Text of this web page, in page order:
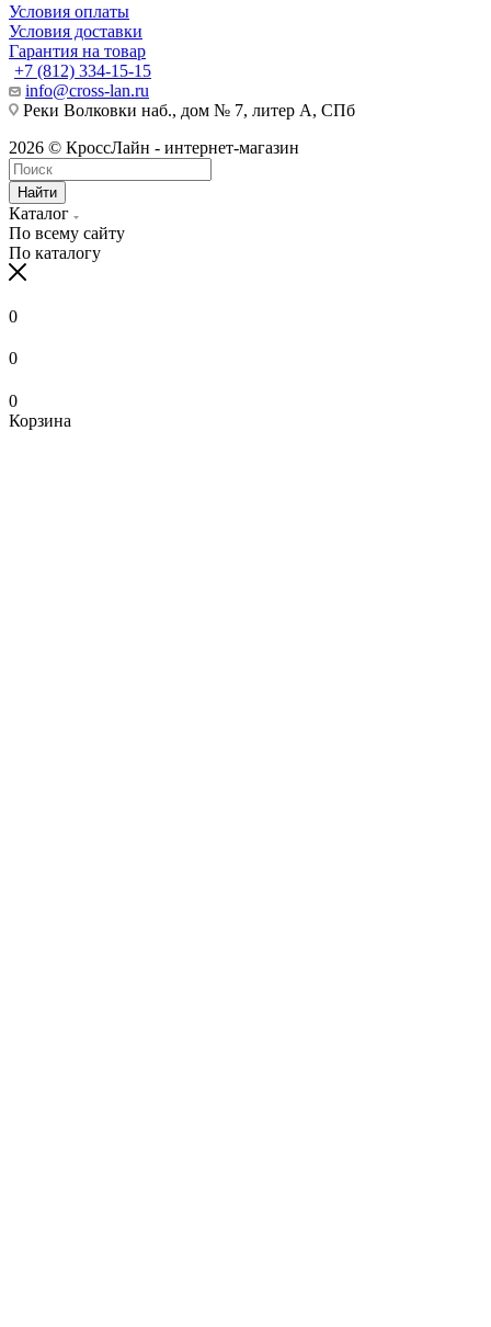
Условия оплаты
Условия доставки
Гарантия на товар
+7 (812) 334-15-15
info@cross-lan.ru
Реки Волковки наб., дом № 7, литер А, СПб
2026 © КроссЛайн - интернет-магазин
Найти
Каталог
По всему сайту
По каталогу
0
0
0
Корзина